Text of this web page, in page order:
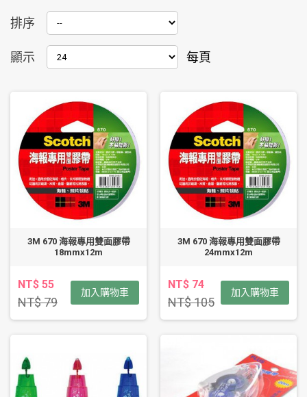
排序
顯示 每頁
3M 670 海報專用雙面膠帶
18mmx12m
NT$ 55
NT$ 79
加入購物車
3M 670 海報專用雙面膠帶
24mmx12m
NT$ 74
NT$ 105
加入購物車